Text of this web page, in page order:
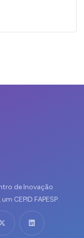
de Inovação
CEPID FAPESP.